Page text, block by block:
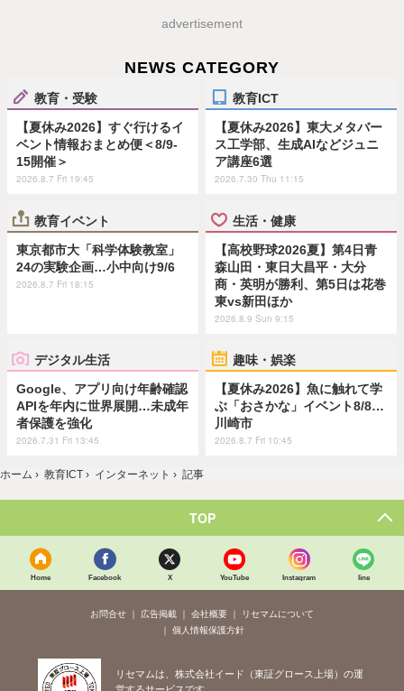
advertisement
NEWS CATEGORY
教育・受験
【夏休み2026】すぐ行けるイ
ベント情報おまとめ便＜8/9-
15開催＞
2026.8.7 Fri 19:45
教育ICT
【夏休み2026】東大メタバー
ス工学部、生成AIなどジュニ
ア講座6選
2026.7.30 Thu 11:15
教育イベント
東京都市大「科学体験教室」
24の実験企画…小中向け9/6
2026.8.7 Fri 18:15
生活・健康
【高校野球2026夏】第4日青
森山田・東日大昌平・大分
商・英明が勝利、第5日は花巻
東vs新田ほか
2026.8.9 Sun 9:15
デジタル生活
Google、アプリ向け年齢確認
APIを年内に世界展開…未成年
者保護を強化
2026.7.31 Fri 13:45
趣味・娯楽
【夏休み2026】魚に触れて学
ぶ「おさかな」イベント8/8…
川崎市
2026.8.7 Fri 10:45
ホーム › 教育ICT › インターネット › 記事
TOP
Home Facebook X YouTube Instagram line
お問合せ 広告掲載 会社概要
リセマムについて
個人情報保護方針
リセマムは、株式会社イード（東証グロース上場）の運